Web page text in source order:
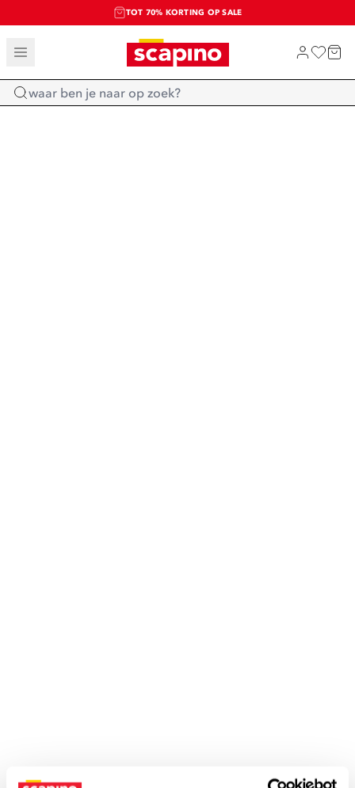
TOT 70% KORTING OP SALE
SALE: LAATSTE KANS!
SHOP NIEUW
Home